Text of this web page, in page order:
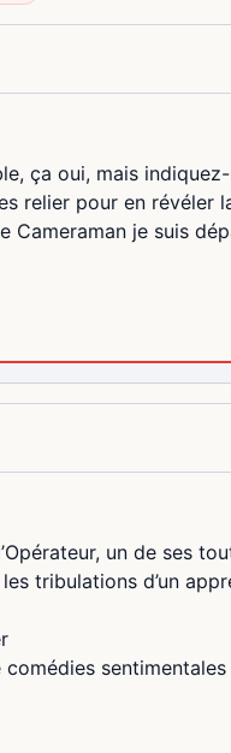
ça oui, mais
relier pour en révéler
Cameraman je suis
un de ses
tribulations d’un
comédies sentimentales